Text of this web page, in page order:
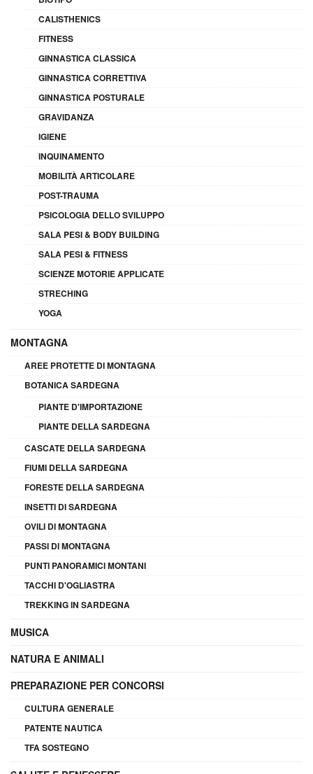
CALISTHENICS
FITNESS
GINNASTICA CLASSICA
GINNASTICA CORRETTIVA
GINNASTICA POSTURALE
GRAVIDANZA
IGIENE
INQUINAMENTO
MOBILITÀ ARTICOLARE
POST-TRAUMA
PSICOLOGIA DELLO SVILUPPO
SALA PESI & BODY BUILDING
SALA PESI & FITNESS
SCIENZE MOTORIE APPLICATE
STRECHING
YOGA
MONTAGNA
AREE PROTETTE DI MONTAGNA
BOTANICA SARDEGNA
PIANTE D'IMPORTAZIONE
PIANTE DELLA SARDEGNA
CASCATE DELLA SARDEGNA
FIUMI DELLA SARDEGNA
FORESTE DELLA SARDEGNA
INSETTI DI SARDEGNA
OVILI DI MONTAGNA
PASSI DI MONTAGNA
PUNTI PANORAMICI MONTANI
TACCHI D'OGLIASTRA
TREKKING IN SARDEGNA
MUSICA
NATURA E ANIMALI
PREPARAZIONE PER CONCORSI
CULTURA GENERALE
PATENTE NAUTICA
TFA SOSTEGNO